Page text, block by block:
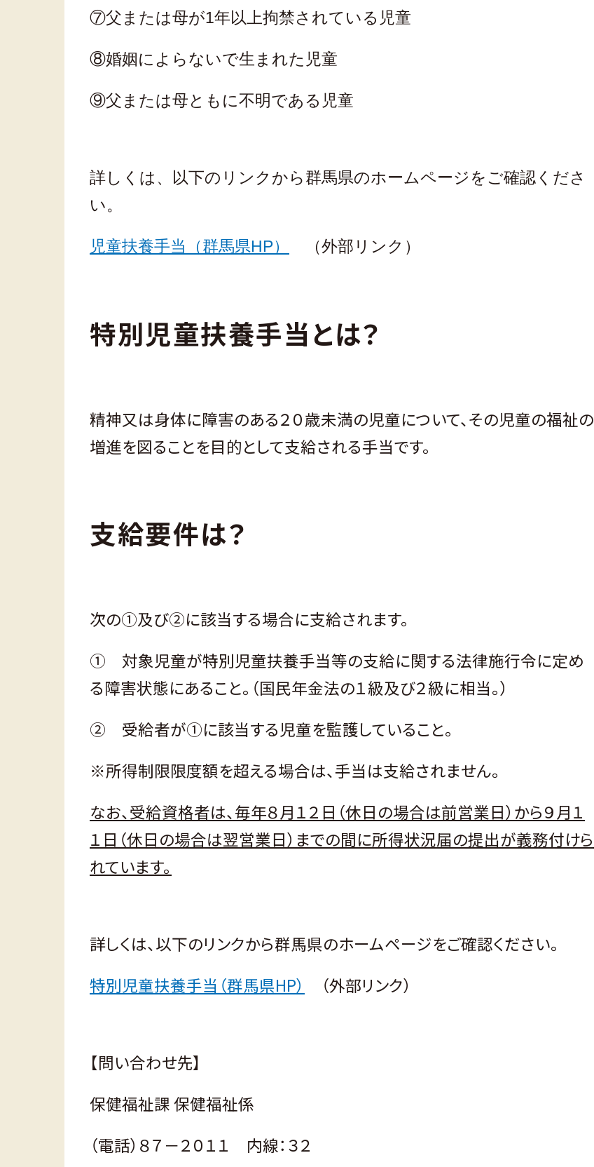
⑦父または母が1年以上拘禁されている児童
⑧婚姻によらないで生まれた児童
⑨父または母ともに不明である児童
詳しくは、以下のリンクから群馬県のホームページをご確認くださ
い。
児童扶養手当（群馬県HP） （外部リンク）
特別児童扶養手当とは？
精神又は身体に障害のある２０歳未満の児童について、その児童の福祉の
増進を図ることを目的として支給される手当です。
支給要件は？
次の①及び②に該当する場合に支給されます。
① 対象児童が特別児童扶養手当等の支給に関する法律施行令に定め
る障害状態にあること。（国民年金法の１級及び２級に相当。）
② 受給者が①に該当する児童を監護していること。
※所得制限限度額を超える場合は、手当は支給されません。
なお、受給資格者は、毎年８月１２日（休日の場合は前営業日）から９月１
１日（休日の場合は翌営業日）までの間に所得状況届の提出が義務付けら
れています。
詳しくは、以下のリンクから群馬県のホームページをご確認ください。
特別児童扶養手当（群馬県HP）
（外部リンク）
【問い合わせ先】
保健福祉課 保健福祉係
（電話）８７－２０１１ 内線：３２